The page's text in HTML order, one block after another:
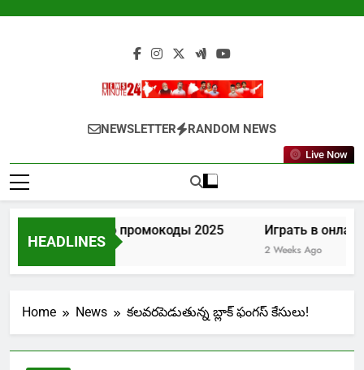
Newsminute24
Get All Updated Telugu News
NEWSLETTER RANDOM NEWS
Live Now
HEADLINES
Лев казино промокоды 2025
1 Week Ago
Играть в
2 Weeks Ago
Home News కలవరపెడుతున్న బ్లాక్ ఫంగస్ కేసులు!